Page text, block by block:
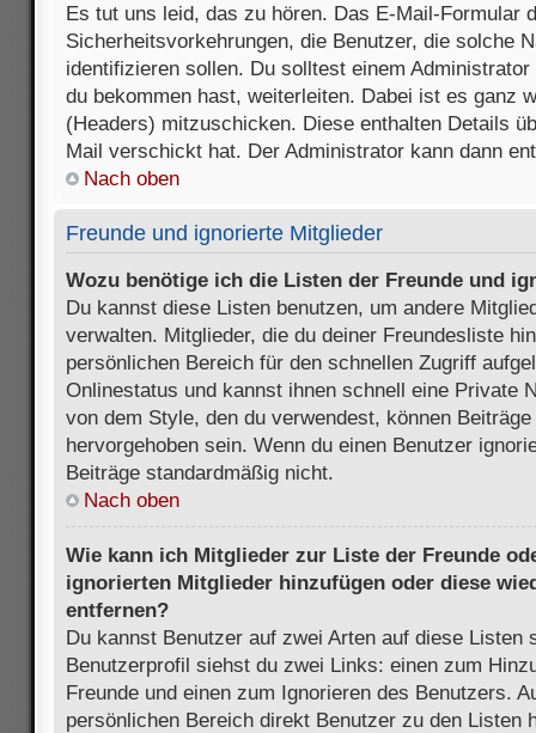
Es tut uns leid, das zu hören. Das E-Mail-Formular
Sicherheitsvorkehrungen, die Benutzer, die solche
identifizieren sollen. Du solltest einem
du bekommen hast, weiterleiten. Dabei ist es ganz
(Headers) mitzuschicken. Diese enthalten Details
Mail verschickt hat. Der Administrator kann dann
Nach oben
Freunde und ignorierte Mitglieder
Wozu benötige ich die Listen der Freunde und
Du kannst diese Listen benutzen, um andere
verwalten. Mitglieder, die du deiner Freundesliste
persönlichen Bereich für den schnellen Zugriff
Onlinestatus und kannst ihnen schnell eine Private
von dem Style, den du verwendest, können
hervorgehoben sein. Wenn du einen Benutzer
Beiträge standardmäßig nicht.
Nach oben
Wie kann ich Mitglieder zur Liste der Freunde
ignorierten Mitglieder hinzufügen oder diese
entfernen?
Du kannst Benutzer auf zwei Arten auf diese Listen
Benutzerprofil siehst du zwei Links: einen zum
Freunde und einen zum Ignorieren des Benutzers.
persönlichen Bereich direkt Benutzer zu den Listen